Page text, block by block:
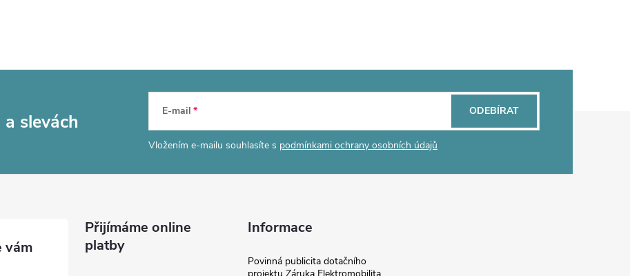
a slevách E-mail
Vložením e-mailu souhlasíte s podmínkami ochrany osobních údajů
ODEBÍRAT
Přijímáme online
platby
Informace
Povinná publicita dotačního